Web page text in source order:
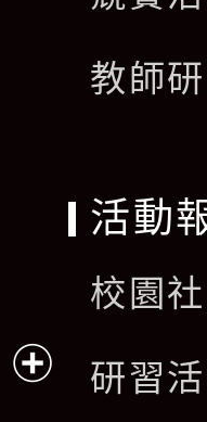
教師
活動
校園
研習